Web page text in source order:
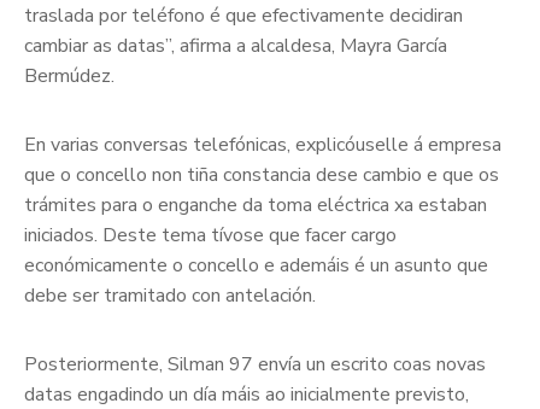
traslada por teléfono é que efectivamente decidiran
cambiar as datas”, afirma a alcaldesa, Mayra García
Bermúdez.
En varias conversas telefónicas, explicóuselle á empresa
que o concello non tiña constancia dese cambio e que os
trámites para o enganche da toma eléctrica xa estaban
iniciados. Deste tema tívose que facer cargo
económicamente o concello e ademáis é un asunto que
debe ser tramitado con antelación.
Posteriormente, Silman 97 envía un escrito coas novas
datas engadindo un día máis ao inicialmente previsto,